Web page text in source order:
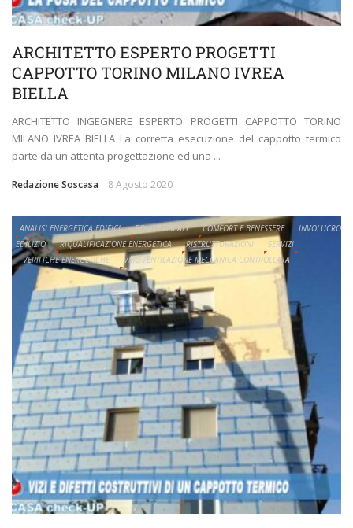
ARCHITETTO ESPERTO PROGETTI
CAPPOTTO TORINO MILANO IVREA
BIELLA
ARCHITETTO INGEGNERE ESPERTO PROGETTI CAPPOTTO TORINO
MILANO IVREA BIELLA La corretta esecuzione del cappotto termico
parte da un attenta progettazione ed una ...
Redazione Soscasa 8 Agosto 2020
ANALISI ENERGETICA EDIFICI BONUS FISCALI COMFORT E BENESSERE
INVOLUCRO
EDILIZIO
RIQUALIFICAZIONE ENERGETICA RISTRUTTURAZIONI
SERVIZI
VERIFICHE ENERGETICHE
VMC VENTILAZIONE MECCANICA CONTROLLATA